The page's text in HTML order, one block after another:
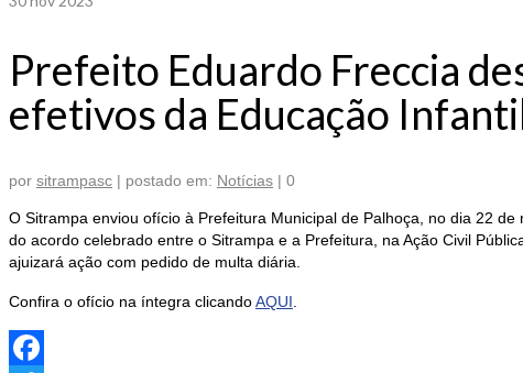
Prefeito Eduardo Freccia
efetivos da Educação
por sitrampasc | postado em: Notícias | 0
O Sitrampa enviou ofício à Prefeitura Municipal de Palhoça, no dia 22
do acordo celebrado entre o Sitrampa e a Prefeitura, na Ação Civil
ajuizará ação com pedido de multa diária.
Confira o ofício na íntegra clicandoAQUI